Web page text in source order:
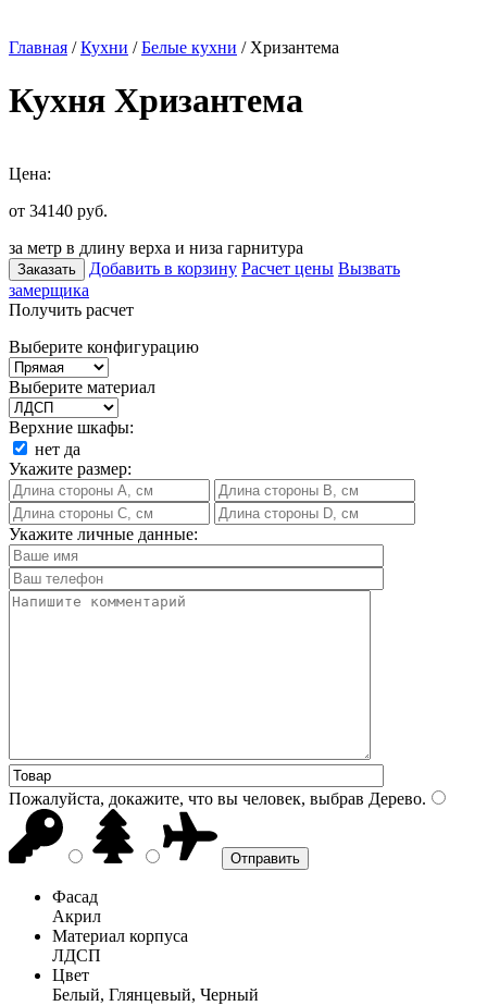
Главная /Кухни /Белые кухни / Хризантема
Кухня Хризантема
Цена:
от 34140 руб.
за метр в длину верха и низа гарнитура
Заказать Добавить в корзину Расчет цены Вызвать
замерщика
Получить расчет
Выберите конфигурацию
Выберите материал
Верхние шкафы:
нет да
Укажите размер:
Укажите личные данные:
Пожалуйста, докажите, что вы человек, выбрав Дерево.
Фасад
Акрил
Материал корпуса
ЛДСП
Цвет
Белый, Глянцевый, Черный